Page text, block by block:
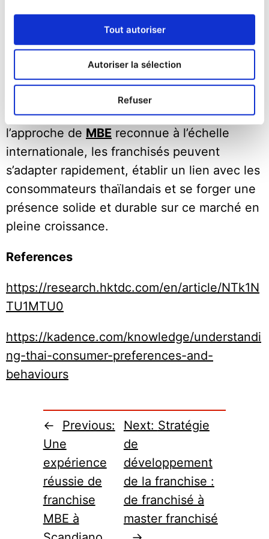
Tout autoriser
Autoriser la sélection
Refuser
différence. La réussite dans ce pays repose
sur une connaissance approfondie des
attentes des clients, qu’il s’agisse des goûts
locaux, des attentes culturelles, de la
commodité ou des normes de service. En
suivant un modèle éprouvé, tel que
l’approche de MBE reconnue à l’échelle
internationale, les franchisés peuvent
s’adapter rapidement, établir un lien avec les
consommateurs thaïlandais et se forger une
présence solide et durable sur ce marché en
pleine croissance.
References
https://research.hktdc.com/en/article/NTk1N
TU1MTU0
https://kadence.com/knowledge/understandi
ng-thai-consumer-preferences-and-
behaviours
←
Previous:
Une
expérience
réussie de
franchise
MBE à
Next: Stratégie
de
développement
de la franchise :
de franchisé à
master franchisé